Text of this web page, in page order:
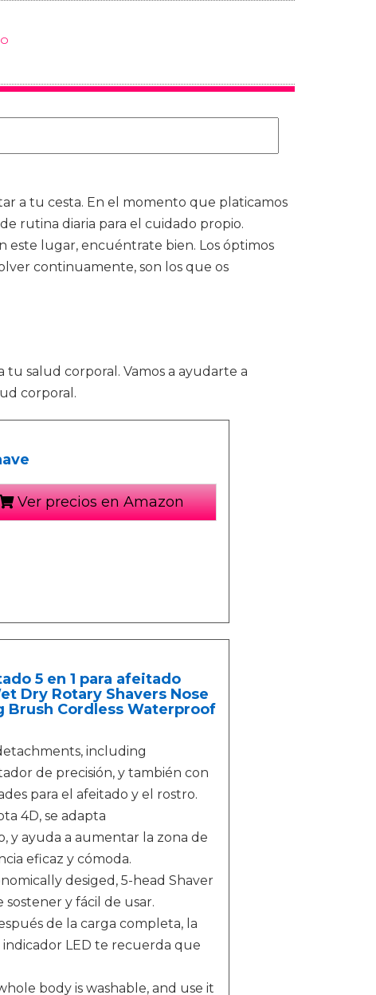
a tu cesta. En el momento que platicamos
rutina diaria para el cuidado propio.
este lugar, encuéntrate bien. Los óptimos
continuamente, son los que os
tu salud corporal. Vamos a ayudarte a
corporal.
Ver precios en Amazon
5 en 1 para afeitado
Dry Rotary Shavers Nose
Brush Cordless Waterproof
including
de precisión, y también con
para el afeitado y el rostro.
4D, se adapta
y ayuda a aumentar la zona de
eficaz y cómoda.
desiged, 5-head Shaver
y fácil de usar.
de la carga completa, la
LED te recuerda que
body is washable, and use it